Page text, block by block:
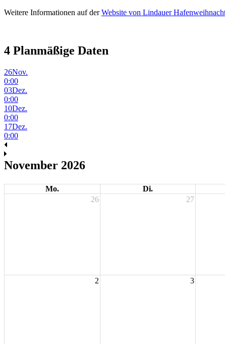
Weitere Informationen auf derWebsite von Lindauer
4 Planmäßige Daten
26Nov.
0:00
03Dez.
0:00
10Dez.
0:00
17Dez.
0:00
November 2026
Mo. Di.
26
27
2 3